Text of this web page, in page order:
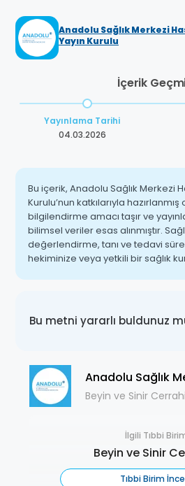
Anadolu Sağlık Merkezi
Yayın Kurulu
İçerik
Yayınlama Tarihi
04.03.2026
Bu içerik, Anadolu Sağlık Merkezi
Kurulu’nun katkılarıyla
bilgilendirme amacı taşır ve
bilimsel veriler esas alınmıştır.
değerlendirme, tanı ve tedavi
hekiminize veya yetkili bir sağlık
Bu metni yararlı buldunuz
Anadolu Sağlık
Beyin ve Sinir
İlgili Tıbbi
Beyin ve Sinir
Tıbbi Birim